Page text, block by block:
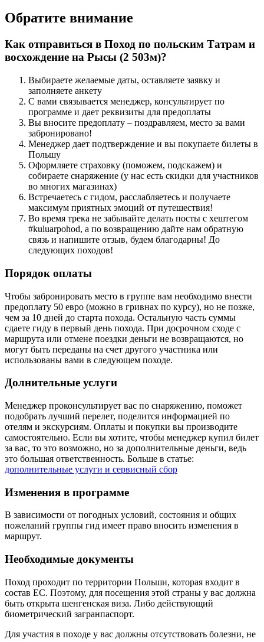
Обратите внимание
Как отправиться в Поход по польским Татрам и
восхождение на Рысы (2 503м)?
Выбираете желаемые даты, оставляете заявку и
заполняете анкету
С вами связывается менеджер, консультирует по
программе и дает реквизиты для предоплаты
Вы вносите предоплату – поздравляем, место за вами
забронировано!
Менеджер дает подтверждение и вы покупаете билеты в
Польшу
Оформляете страховку (поможем, подскажем) и
собираете снаряжение (у нас есть скидки для участников
во многих магазинах)
Встречаетесь с гидом, расслабляетесь и получаете
максимум приятных эмоций от путешествия!
Во время трека не забывайте делать посты с хештегом
#kuluarpohod, а по возвращению дайте нам обратную
связь и напишите отзыв, будем благодарны! До
следующих походов!
Порядок оплаты
Чтобы забронировать место в группе вам необходимо внести
предоплату 50 евро (можно в гривнах по курсу), но не позже,
чем за 10 дней до старта похода. Остальную часть суммы
сдаете гиду в первый день похода. При досрочном сходе с
маршрута или отмене поездки деньги не возвращаются, но
могут быть переданы на счет другого участника или
использованы вами в следующем походе.
Долнительные услуги
Менеджер проконсультирует вас по снаряжению, поможет
подобрать лучший перелет, поделится информацией по
отелям и экскурсиям. Оплаты и покупки вы производите
самостоятельно. Если вы хотите, чтобы менеджер купил билет
за вас, то это возможно, но за дополнительные деньги, ведь
это большая ответственность. Больше в статье:
дополнительные услуги и сервисный сбор
Изменения в программе
В зависимости от погодных условий, состояния и общих
пожеланий группы гид имеет право вносить изменения в
маршрут.
Необходимые документы
Поход проходит по территории Польши, которая входит в
состав ЕС. Поэтому, для посещения этой страны у вас должна
быть открыта шенгенская виза. Либо действующий
биометрический загранпаспорт.
Для участия в походе у вас должны отсутствовать болезни, не